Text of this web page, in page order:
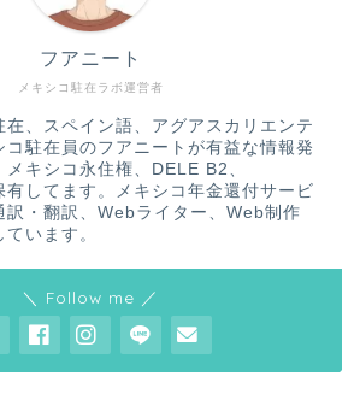
メキシコ駐在ラボ運営者
フアニート
在、スペイン語、アグアスカリエンテ
コ駐在員のフアニートが有益な情報発
キシコ永住権、DELE B2、
してます。メキシコ年金還付サービ
訳・翻訳、Webライター、Web制作
います。
＼ Follow me ／